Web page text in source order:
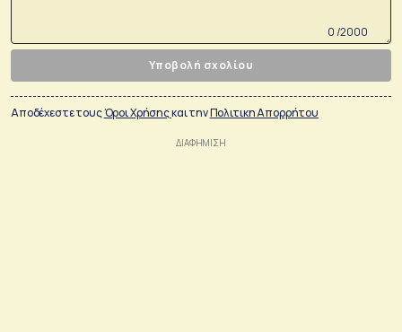
0 /2000
Υποβολή σχολίου
Αποδέχεστε τουςΌροι Χρήσηςκαι τηνΠολιτικη Απορρήτου